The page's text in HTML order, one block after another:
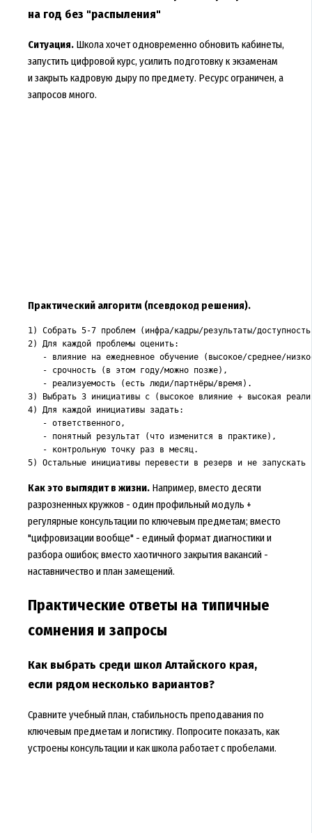
на год без "распыления"
Ситуация.Школа хочет одновременно обновить кабинеты,
запустить цифровой курс, усилить подготовку к экзаменам
и закрыть кадровую дыру по предмету. Ресурс ограничен, а
запросов много.
Практический алгоритм (псевдокод решения).
1) Собрать 5-7 проблем (инфра/кадры/результаты/
2) Для каждой проблемы оценить:
- влияние на ежедневное обучение (высокое/среднее/
   - срочность (в этом году/можно позже),
   - реализуемость (есть люди/партнёры/время).
3) Выбрать 3 инициативы с (высокое влияние + высокая
4) Для каждой инициативы задать:
   - ответственного,
   - понятный результат (что изменится в практике),
   - контрольную точку раз в месяц.
Как это выглядит в жизни.Например, вместо десяти
разрозненных кружков - один профильный модуль +
регулярные консультации по ключевым предметам; вместо
"цифровизации вообще" - единый формат диагностики и
разбора ошибок; вместо хаотичного закрытия вакансий -
наставничество и план замещений.
Практические ответы на типичные
сомнения и запросы
Как выбрать среди школ Алтайского края,
если рядом несколько вариантов?
Сравните учебный план, стабильность преподавания по
ключевым предметам и логистику. Попросите показать, как
устроены консультации и как школа работает с пробелами.